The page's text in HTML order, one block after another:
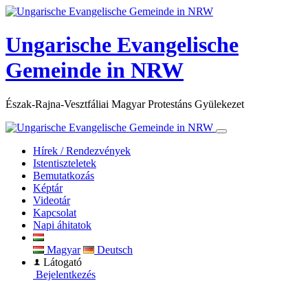
Ungarische Evangelische
Gemeinde in NRW
Észak-Rajna-Vesztfáliai Magyar Protestáns Gyülekezet
Hírek / Rendezvények
Istentiszteletek
Bemutatkozás
Képtár
Videotár
Kapcsolat
Napi áhitatok
Magyar
Deutsch
Látogató
Bejelentkezés